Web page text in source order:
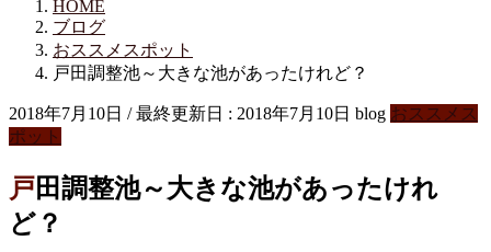
HOME
ブログ
おススメスポット
戸田調整池～大きな池があったけれど？
2018年7月10日 / 最終更新日 : 2018年7月10日 blog おススメス
ポット
戸田調整池～大きな池があったけれ
ど？